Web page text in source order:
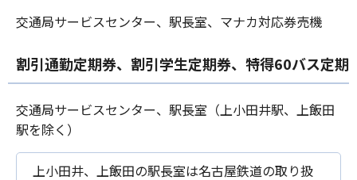
交通局サービスセンター、駅長室、マナカ対応券売機
割引通勤定期券、割引学生定期券、特得60バス定期
交通局サービスセンター、駅長室（上小田井駅、上飯田
駅を除く）
上小田井、上飯田の駅長室は名古屋鉄道の取り扱